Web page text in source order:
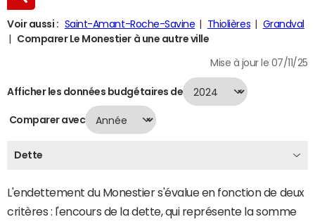
Voir aussi : Saint-Amant-Roche-Savine Thiolières
Grandval
Comparer Le Monestier à une autre ville
Mise à jour le 07/11/25
Afficher les données budgétaires de
Comparer avec
Dette
L'endettement du Monestier s'évalue en fonction de deux
critères : l'encours de la dette, qui représente la somme